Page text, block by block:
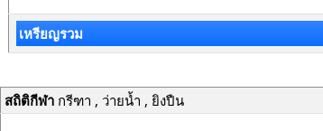
เหรียญรวม
สถิติกีฬากรีฑา , ว่ายน้ำ , ยิงปืน